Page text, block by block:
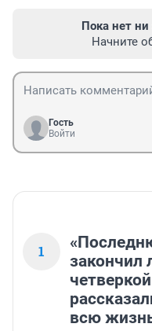
Пока нет ни
Начните
Гость
Войти
1
закончил
всю